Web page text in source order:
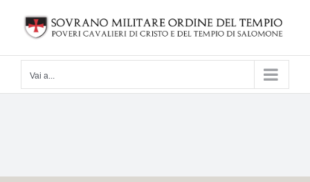
contenuto
Vai a...